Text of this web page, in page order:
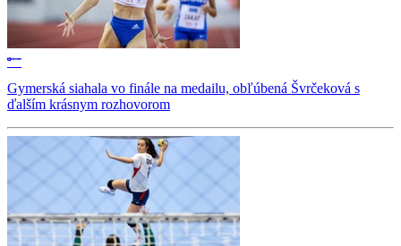
Gymerská siahala vo finále na medailu, obľúbená Švrčeková s
ďalším krásnym rozhovorom